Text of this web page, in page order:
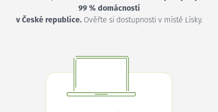
99 % domácností
v České republice.Ověřte si dostupnosti v místě Lísky.